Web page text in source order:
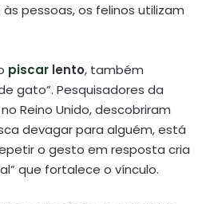
pessoas, os felinos utilizam
piscar lento, também
gato”. Pesquisadores da
Reino Unido, descobriram
devagar para alguém, está
o gesto em resposta cria
que fortalece o vínculo.